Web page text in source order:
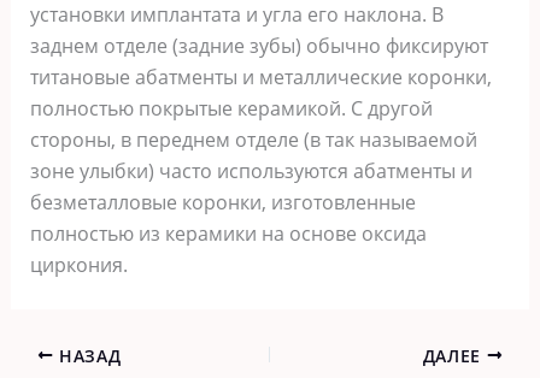
установки имплантата и угла его наклона. В
заднем отделе (задние зубы) обычно фиксируют
титановые абатменты и металлические коронки,
полностью покрытые керамикой. С другой
стороны, в переднем отделе (в так называемой
зоне улыбки) часто используются абатменты и
безметалловые коронки, изготовленные
полностью из керамики на основе оксида
циркония.
НАЗАД ДАЛЕЕ